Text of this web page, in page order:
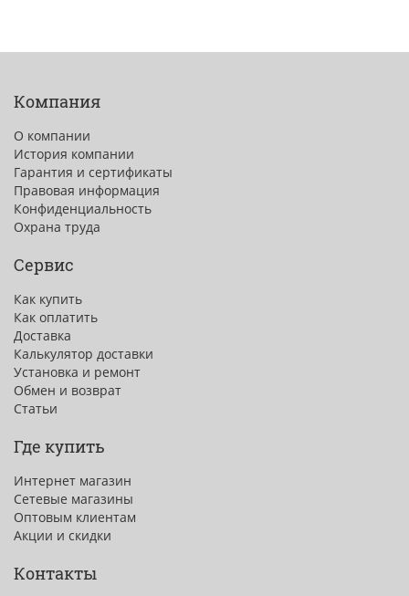
Компания
О компании
История компании
Гарантия и сертификаты
Правовая информация
Конфиденциальность
Охрана труда
Сервис
Как купить
Как оплатить
Доставка
Калькулятор доставки
Установка и ремонт
Обмен и возврат
Статьи
Где купить
Интернет магазин
Сетевые магазины
Оптовым клиентам
Акции и скидки
Контакты